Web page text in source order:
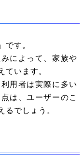
す。
によって、家族や
います。
用者は実際に多い
は、ユーザーのこ
でしょう。